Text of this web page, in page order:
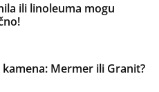
ili linoleuma mogu
Mermer ili Granit?